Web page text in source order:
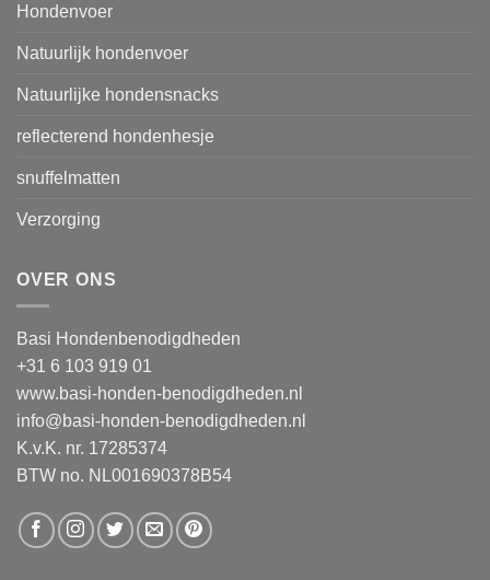
Hondenvoer
Natuurlijk hondenvoer
Natuurlijke hondensnacks
reflecterend hondenhesje
snuffelmatten
Verzorging
OVER ONS
Basi Hondenbenodigdheden
+31 6 103 919 01
www.basi-honden-benodigdheden.nl
info@basi-honden-benodigdheden.nl
K.v.K. nr. 17285374
BTW no. NL001690378B54